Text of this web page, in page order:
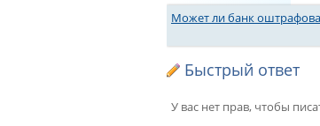
Может ли банк
Быстрый ответ
У вас нет прав, чтобы